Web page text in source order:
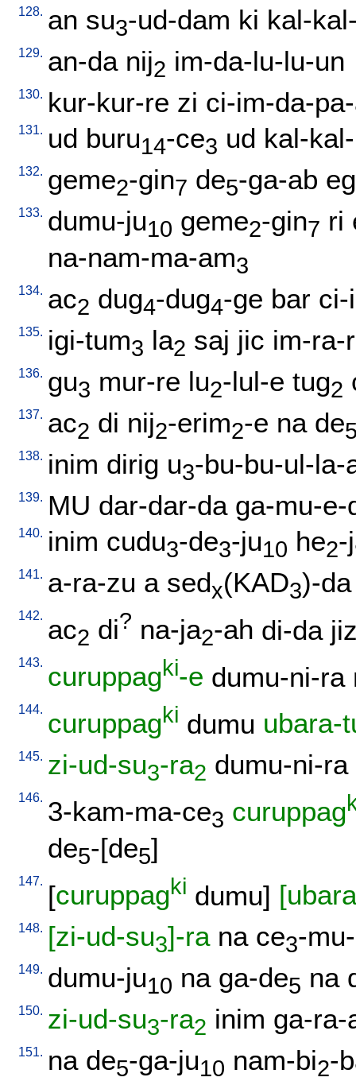
128. an su3-ud-dam ki kal-
129. an-da nij2 im-da-lu-lu-un
130. kur-kur-re zi ci-im-da-
131. ud buru14-ce3 ud kal-
132. geme2-gin7 de5-ga-ab
133. dumu-ju10 geme2-gin7 ri
na-nam-ma-am3
134. ac2 dug4-dug4-ge bar ci-
135. igi-tum3 la2 saj jic im-ra-
136. gu3 mur-re lu2-lul-e tug2
137. ac2 di nij2-erim2-e na de
138. inim dirig u3-bu-bu-ul-la-
139. MU dar-dar-da ga-mu-e-
140. inim cudu3-de3-ju10 he2-
141. a-ra-zu a sedx(KAD3)-da
142. ac2 di? na-ja2-ah di-da
143. curuppagki-e dumu-ni-ra
144. curuppagki dumu ubara-
145. zi-ud-su3-ra2 dumu-ni-ra
146. 3-kam-ma-ce3 curuppag
de5-[de5]
147. [curuppagki dumu]
148. [zi-ud-su3]-ra na ce3-
149. dumu-ju10 na ga-de5 na
150. zi-ud-su3-ra2 inim ga-ra-
151. na de5-ga-ju10 nam-bi2-